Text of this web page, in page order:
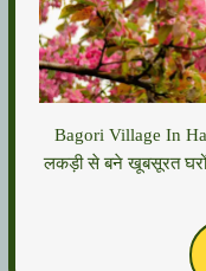
Bagori Village In
लकड़ी से बने खूबसूरत घरों व